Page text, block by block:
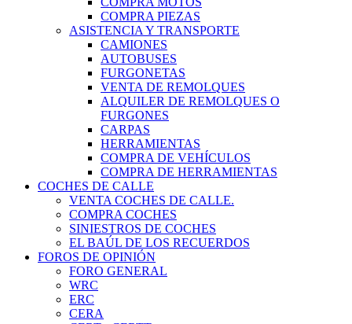
COMPRA PIEZAS
ASISTENCIA Y TRANSPORTE
CAMIONES
AUTOBUSES
FURGONETAS
VENTA DE REMOLQUES
ALQUILER DE REMOLQUES O
FURGONES
CARPAS
HERRAMIENTAS
COMPRA DE VEHÍCULOS
COMPRA DE HERRAMIENTAS
COCHES DE CALLE
VENTA COCHES DE CALLE.
COMPRA COCHES
SINIESTROS DE COCHES
EL BAÚL DE LOS RECUERDOS
FOROS DE OPINIÓN
FORO GENERAL
WRC
ERC
CERA